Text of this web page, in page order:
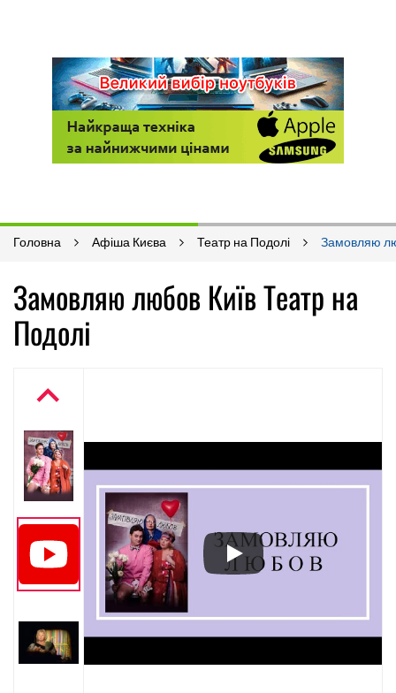
Головна Афіша Києва Театр на Подолі Замовляю
Замовляю любов Київ Театр на
Подолі